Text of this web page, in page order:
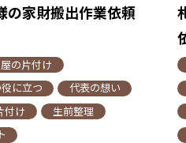
の家財搬出作業依頼
の片付け
に立つ
代表の想い
付け
生前整理